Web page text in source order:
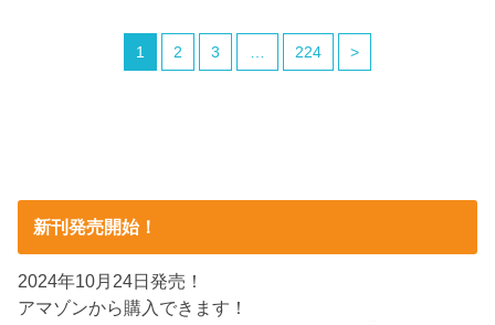
1 2 3 224 >
新刊発売開始！
2024年10月24日発売！
アマゾンから購入できます！